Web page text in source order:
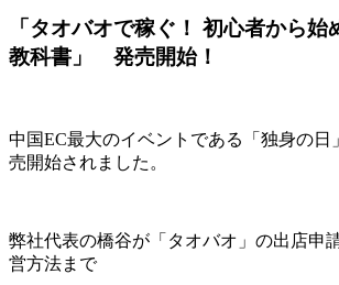
「タオバオで稼ぐ！ 初心者から始
教科書」 発売開始！
中国EC最大のイベントである「独身の日
売開始されました。
弊社代表の橋谷が「タオバオ」の出店申
営方法まで